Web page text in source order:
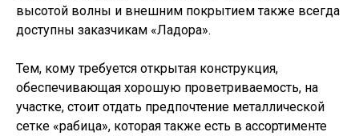
высотой волны и внешним покрытием также всегда
доступны заказчикам «Ладора».
Тем, кому требуется открытая конструкция,
обеспечивающая хорошую проветриваемость, на
участке, стоит отдать предпочтение металлической
сетке «рабица», которая также есть в ассортименте